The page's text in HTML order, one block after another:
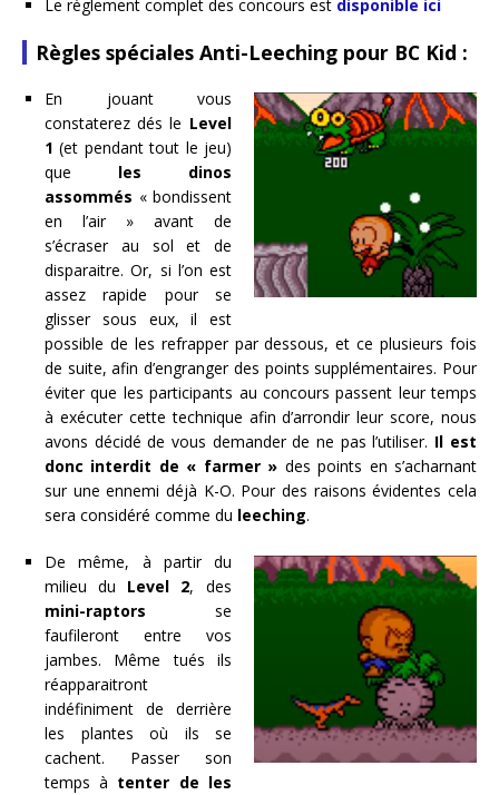
Le règlement complet des concours est disponible ici
Règles spéciales Anti-Leeching pour BC Kid :
En jouant vous
constaterez dés le Level
1 (et pendant tout le jeu)
que les dinos
assommés « bondissent
en l’air » avant de
s’écraser au sol et de
disparaitre. Or, si l’on est
assez rapide pour se
glisser sous eux, il est
possible de les refrapper par dessous, et ce plusieurs fois
de suite, afin d’engranger des points supplémentaires. Pour
éviter que les participants au concours passent leur temps
à exécuter cette technique afin d’arrondir leur score, nous
avons décidé de vous demander de ne pas l’utiliser. Il est
donc interdit de « farmer » des points en s’acharnant
sur une ennemi déjà K-O. Pour des raisons évidentes cela
sera considéré comme du leeching.
De même, à partir du
milieu du Level 2, des
mini-raptors se
faufileront entre vos
jambes. Même tués ils
réapparaitront
indéfiniment de derrière
les plantes où ils se
cachent. Passer son
temps à tenter de les